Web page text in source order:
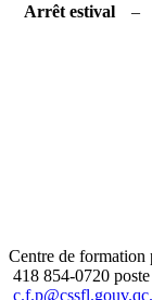
Arrêt estival
–
Centre de formation
418 854-0720